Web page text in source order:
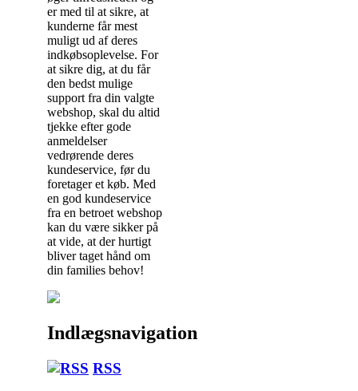
er med til at sikre, at
kunderne får mest
muligt ud af deres
indkøbsoplevelse. For
at sikre dig, at du får
den bedst mulige
support fra din valgte
webshop, skal du altid
tjekke efter gode
anmeldelser
vedrørende deres
kundeservice, før du
foretager et køb. Med
en god kundeservice
fra en betroet webshop
kan du være sikker på
at vide, at der hurtigt
bliver taget hånd om
din families behov!
Indlægsnavigation
RSS